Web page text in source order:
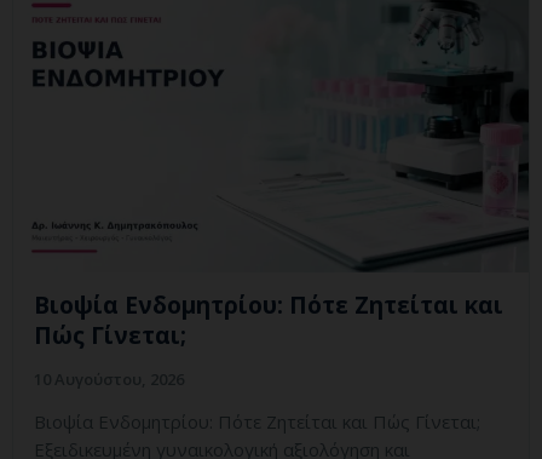
Βιοψία Ενδομητρίου: Πότε Ζητείται και
Πώς Γίνεται;
Βιοψία Ενδομητρίου: Πότε Ζητείται και Πώς Γίνεται;
Εξειδικευμένη γυναικολογική αξιολόγηση και